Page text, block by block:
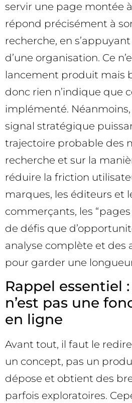
servir une page montée
répond précisément à
recherche, en
d’une organisation. Ce
lancement produit mais
donc rien n’indique que
implémenté. Néanmoins,
signal stratégique
trajectoire probable des
recherche et sur la
réduire la friction
marques, les éditeurs et
commerçants, les
de défis que
analyse complète et des
pour garder une
Rappel essentiel
n’est pas une
en ligne
Avant tout, il faut le
un concept, pas un
dépose et obtient des
parfois exploratoires.